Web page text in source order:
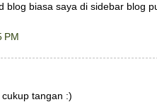
blog biasa saya di sidebar blog
PM
tangan :)